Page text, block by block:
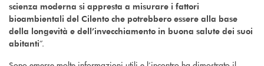
scienza moderna si appresta a misurare i fattori
bioambientali del Cilento che potrebbero essere alla base
della longevità e dell’invecchiamento in buona salute dei suoi
abitanti”.